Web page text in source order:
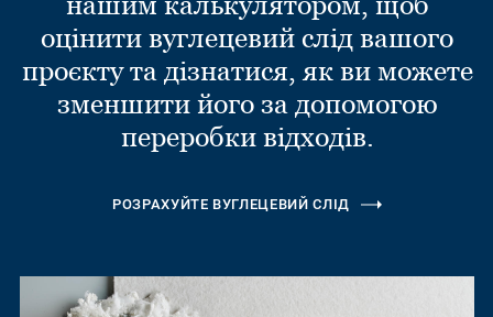
оцінити вуглецевий слід вашого
проєкту та дізнатися, як ви можете
зменшити його за допомогою
переробки відходів.
РОЗРАХУЙТЕ ВУГЛЕЦЕВИЙ СЛІД